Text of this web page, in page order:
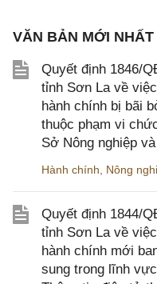
VĂN BẢN MỚI NHẤT
Quyết định 1846/
tỉnh Sơn La về
hành chính bị bãi
thuộc phạm vi
Sở Nông nghiệp
Hành chính Nông
Quyết định 1844/
tỉnh Sơn La về
hành chính mới
sung trong lĩnh